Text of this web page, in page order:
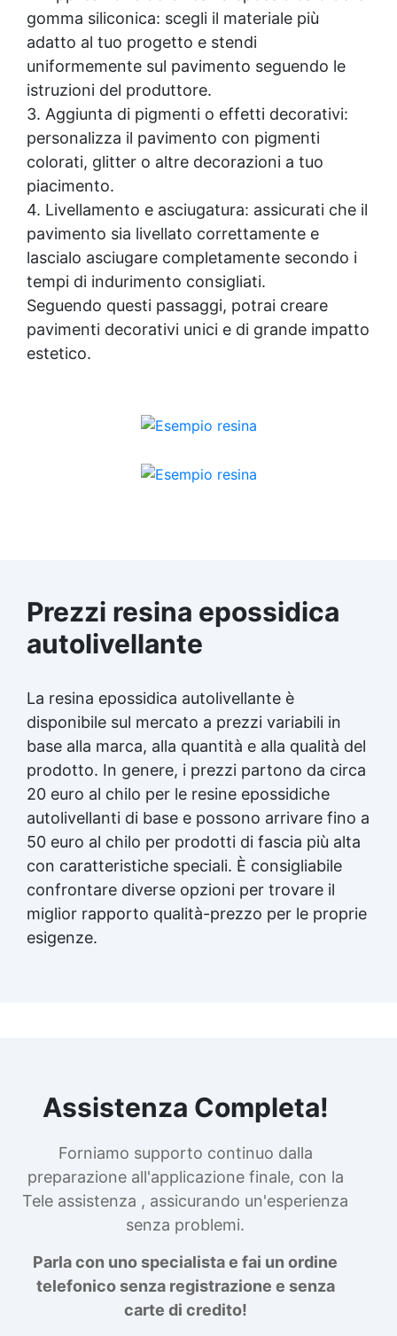
gomma siliconica: scegli il materiale più
adatto al tuo progetto e stendi
uniformemente sul pavimento seguendo le
istruzioni del produttore.
3. Aggiunta di pigmenti o effetti decorativi:
personalizza il pavimento con pigmenti
colorati, glitter o altre decorazioni a tuo
piacimento.
4. Livellamento e asciugatura: assicurati che il
pavimento sia livellato correttamente e
lascialo asciugare completamente secondo i
tempi di indurimento consigliati.
Seguendo questi passaggi, potrai creare
pavimenti decorativi unici e di grande impatto
estetico.
Prezzi resina epossidica
autolivellante
La resina epossidica autolivellante è
disponibile sul mercato a prezzi variabili in
base alla marca, alla quantità e alla qualità del
prodotto. In genere, i prezzi partono da circa
20 euro al chilo per le resine epossidiche
autolivellanti di base e possono arrivare fino a
50 euro al chilo per prodotti di fascia più alta
con caratteristiche speciali. È consigliabile
confrontare diverse opzioni per trovare il
miglior rapporto qualità-prezzo per le proprie
esigenze.
Assistenza Completa!
Forniamo supporto continuo dalla
preparazione all'applicazione finale, con la
Tele assistenza , assicurando un'esperienza
senza problemi.
Parla con uno specialista e fai un ordine
telefonico senza registrazione e senza
carte di credito!